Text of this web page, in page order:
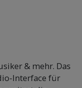
& mehr. Das
Interface für